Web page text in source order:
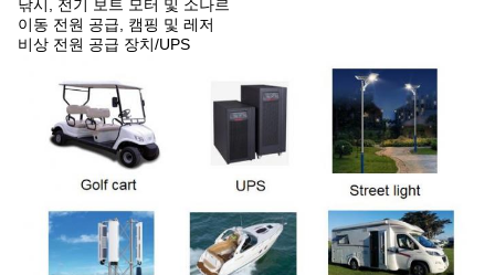
낚시, 전기 보트 모터 및 소나르
이동 전원 공급, 캠핑 및 레저
비상 전원 공급 장치/UPS